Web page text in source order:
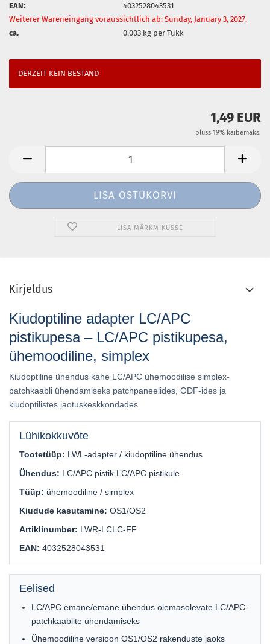
EAN:
4032528043531
Weiterer Wareneingang voraussichtlich ab: Sunday, January 3, 2027.
ca.
0.003 kg per Tükk
DERZEIT KEIN BESTAND
1,49 EUR
pluss 19% käibemaks.
LISA MÄRKMIKUSSE
Kirjeldus
Kiudoptiline adapter LC/APC
pistikupesa – LC/APC pistikupesa,
ühemoodiline, simplex
Kiudoptiline ühendus kahe LC/APC ühemoodilise simplex-
patchkaabli ühendamiseks patchpaneelides, ODF-ides ja
kiudoptilistes jaotuskeskkondades.
Lühikokkuvõte
Tootetüüp: LWL-adapter / kiudoptiline ühendus
Ühendus: LC/APC pistik LC/APC pistikule
Tüüp: ühemoodiline / simplex
Kiudude kasutamine: OS1/OS2
Artiklinumber: LWR-LCLC-FF
EAN: 4032528043531
Eelised
LC/APC emane/emane ühendus olemasolevate LC/APC-
patchkaablite ühendamiseks
Ühemoodiline versioon OS1/OS2 rakenduste jaoks